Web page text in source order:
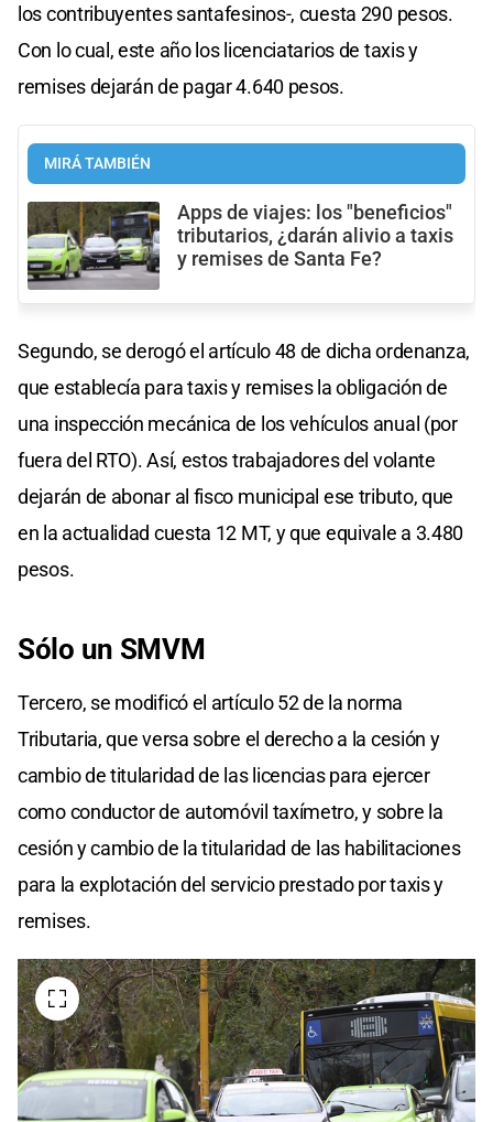
los contribuyentes santafesinos-, cuesta 290 pesos.
Con lo cual, este año los licenciatarios de taxis y
remises dejarán de pagar 4.640 pesos.
MIRÁ TAMBIÉN
Apps de viajes: los "beneficios"
tributarios, ¿darán alivio a taxis
y remises de Santa Fe?
Segundo, se derogó el artículo 48 de dicha ordenanza,
que establecía para taxis y remises la obligación de
una inspección mecánica de los vehículos anual (por
fuera del RTO). Así, estos trabajadores del volante
dejarán de abonar al fisco municipal ese tributo, que
en la actualidad cuesta 12 MT, y que equivale a 3.480
pesos.
Sólo un SMVM
Tercero, se modificó el artículo 52 de la norma
Tributaria, que versa sobre el derecho a la cesión y
cambio de titularidad de las licencias para ejercer
como conductor de automóvil taxímetro, y sobre la
cesión y cambio de la titularidad de las habilitaciones
para la explotación del servicio prestado por taxis y
remises.